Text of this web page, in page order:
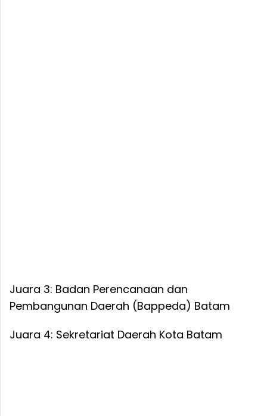
Juara 3: Badan Perencanaan dan
Pembangunan Daerah (Bappeda) Batam
Juara 4: Sekretariat Daerah Kota Batam